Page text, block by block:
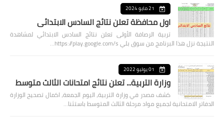
21 مايو 2024
اول محافظة تعلن نتائج السادس الابتدائي
تربية الرصافة الأولى تعلن نتائج السادس الابتدائي لمشاهدة
النتيجة نزل هذا البرنامج من سوق بلي https://play.google.com/s…
01 يوليو 2022
وزارة التربية... تعلن نتائج امتحانات الثالث متوسط
كشف مصدر في وزارة التربية، اليوم الجمعة، اكمال تصحيح الوزارة
الدفاتر الامتحانية لجميع مواد مرحلة الثالث المتوسط باستثنا…